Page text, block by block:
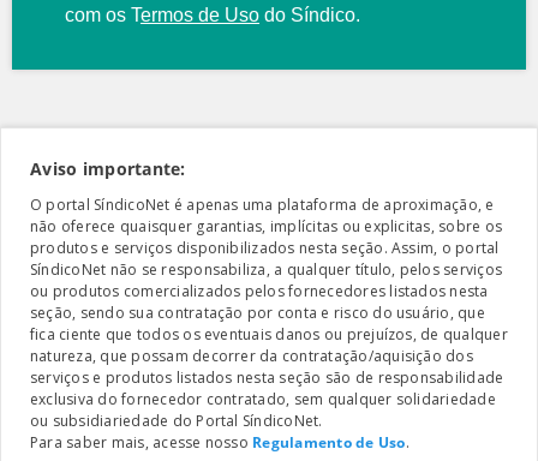
com os Termos de Uso do Síndico.
Aviso importante:
O portal SíndicoNet é apenas uma plataforma de aproximação, e
não oferece quaisquer garantias, implícitas ou explicitas, sobre os
produtos e serviços disponibilizados nesta seção. Assim, o portal
SíndicoNet não se responsabiliza, a qualquer título, pelos serviços
ou produtos comercializados pelos fornecedores listados nesta
seção, sendo sua contratação por conta e risco do usuário, que
fica ciente que todos os eventuais danos ou prejuízos, de qualquer
natureza, que possam decorrer da contratação/aquisição dos
serviços e produtos listados nesta seção são de responsabilidade
exclusiva do fornecedor contratado, sem qualquer solidariedade
ou subsidiariedade do Portal SíndicoNet.
Para saber mais, acesse nosso Regulamento de Uso.